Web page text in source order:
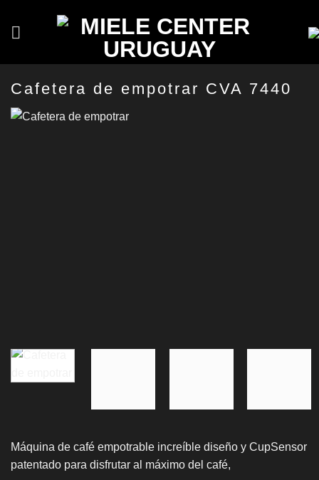
Cafetera de empotrar CVA 7440
Máquina de café empotrable increíble diseño y CupSensor
patentado para disfrutar al máximo del café,